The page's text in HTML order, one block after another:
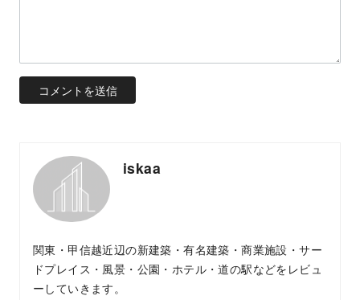
iskaa
関東・甲信越近辺の新建築・有名建築・商業施設・サー
ドプレイス・風景・公園・ホテル・道の駅などをレビュ
ーしていきます。